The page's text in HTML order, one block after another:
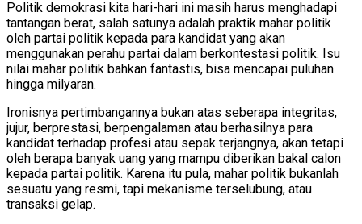
Politik demokrasi kita hari-hari ini masih harus menghadapi
tantangan berat, salah satunya adalah praktik mahar politik
oleh partai politik kepada para kandidat yang akan
menggunakan perahu partai dalam berkontestasi politik. Isu
nilai mahar politik bahkan fantastis, bisa mencapai puluhan
hingga milyaran.
Ironisnya pertimbangannya bukan atas seberapa integritas,
jujur, berprestasi, berpengalaman atau berhasilnya para
kandidat terhadap profesi atau sepak terjangnya, akan tetapi
oleh berapa banyak uang yang mampu diberikan bakal calon
kepada partai politik. Karena itu pula, mahar politik bukanlah
sesuatu yang resmi, tapi mekanisme terselubung, atau
transaksi gelap.